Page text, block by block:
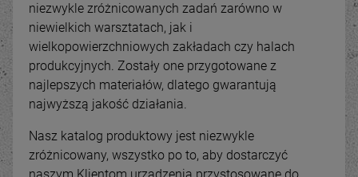
niezwykle zróżnicowanych zadań zarówno w
niewielkich warsztatach, jak i
wielkopowierzchniowych zakładach czy halach
produkcyjnych. Zostały one przygotowane z
najlepszych materiałów, dlatego gwarantują
najwyższą jakość działania.
Nasz katalog produktowy jest niezwykle
zróżnicowany, wszystko po to, aby dostarczyć